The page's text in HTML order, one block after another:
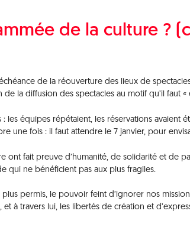
de la culture ?
de la réouverture des lieux de
de la diffusion des spectacles au motif qu’il faut «
: les équipes répétaient, les réservations avaient
une fois : il faut attendre le 7 janvier, pour
ont fait preuve d’humanité, de solidarité et de
qui ne bénéficient pas aux plus fragiles.
plus permis, le pouvoir feint d’ignorer nos
à travers lui, les libertés de création et